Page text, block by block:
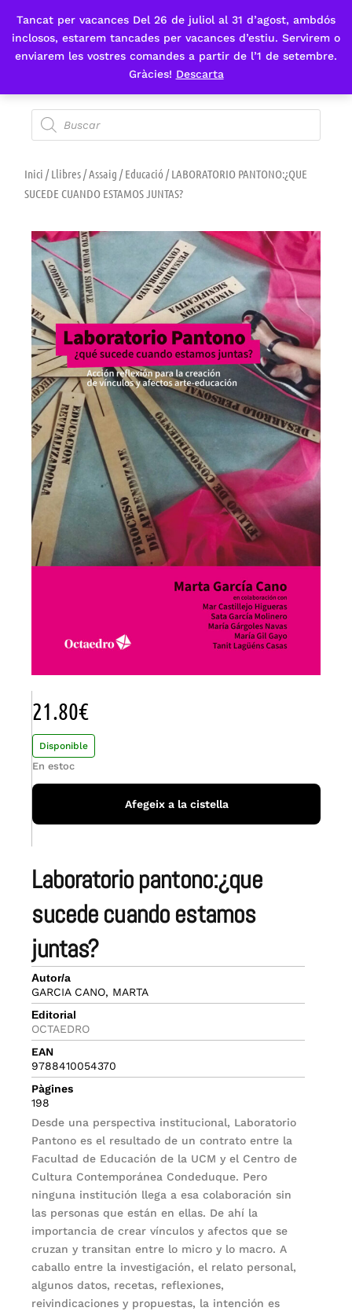
Tancat per vacances Del 26 de juliol al 31 d’agost, ambdós
inclosos, estarem tancades per vacances d’estiu. Servirem o
enviarem les vostres comandes a partir de l’1 de setembre.
Gràcies! Descarta
Fes-te'n sòcia
Inici /Llibres/Assaig /Educació / LABORATORIO PANTONO:¿QUE
SUCEDE CUANDO ESTAMOS JUNTAS?
laboratorio pantono:¿que
sucede cuando estamos
juntas?
Autor/a
GARCIA CANO, MARTA
Editorial
OCTAEDRO
EAN
9788410054370
Pàgines
198
Desde una perspectiva institucional, Laboratorio
Pantono es el resultado de un contrato entre la
Facultad de Educación de la UCM y el Centro de
Cultura Contemporánea Condeduque. Pero
ninguna institución llega a esa colaboración sin
las personas que están en ellas. De ahí la
importancia de crear vínculos y afectos que se
cruzan y transitan entre lo micro y lo macro. A
caballo entre la investigación, el relato personal,
algunos datos, recetas, reflexiones,
reivindicaciones y propuestas, la intención es
21.80€
Disponible
En estoc
Afegeix a la cistella